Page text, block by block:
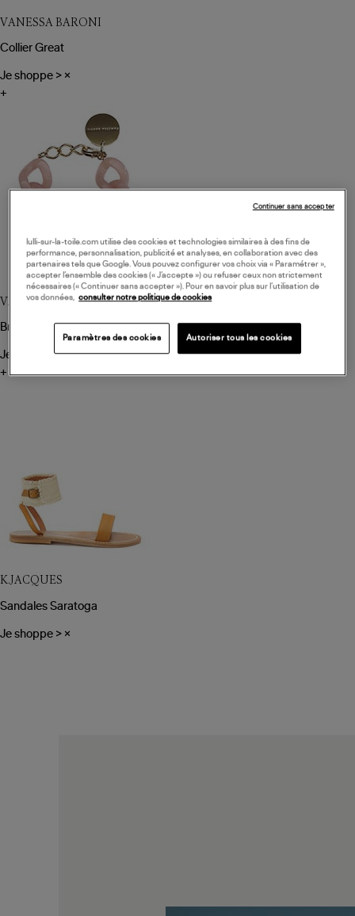
VANESSA BARONI
Collier Great
Je shoppe > ×
+
VANESSA BARONI
Bracelet Flat
Je shoppe> ×
+
K.JACQUES
Sandales Saratoga
Je shoppe > ×
lulli-sur-la-toile.com utilise des cookies et technologies similaires à des fins de
performance, personnalisation, publicité et analyses, en collaboration avec des
partenaires tels que Google. Vous pouvez configurer vos choix via « Paramétrer »,
accepter l’ensemble des cookies (« J’accepte ») ou refuser ceux non strictement
nécessaires (« Continuer sans accepter »). Pour en savoir plus sur l’utilisation de
vos données, consulter notre politique de cookies
Paramètres des cookies Autoriser tous les cookies
Continuer sans accepter